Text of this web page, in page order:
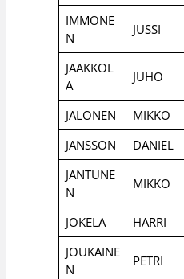
IMMONE
N
JUSSI
JAAKKOL
A
JUHO
JALONEN MIKKO
JANSSON
DANIEL
JANTUNE
N
MIKKO
JOKELA HARRI
JOUKAINE
N
PETRI